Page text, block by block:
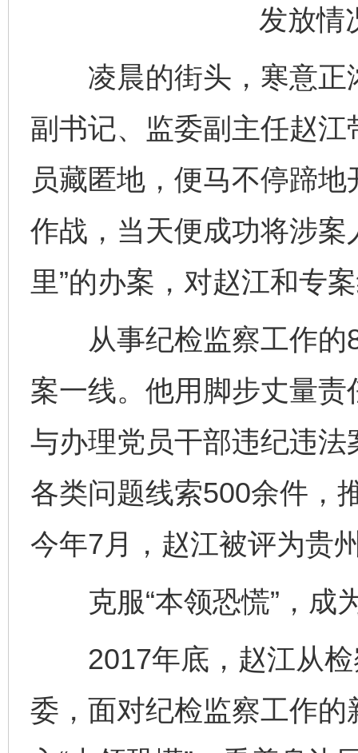
发放情
凌晨的街头，寒意正
副书记、监委副主任赵
员藏匿地，便马不停蹄
作战，当天便成功将涉案
里”的办案，对赵江和专
从事纪检监察工作的8
案一线。他用脚步丈量
与办理党员干部违纪违
各类问题线索500余件，
今年7月，赵江被评为贵
克服“本领恐慌”，成
2017年底，赵江从检
委，面对纪检监察工作